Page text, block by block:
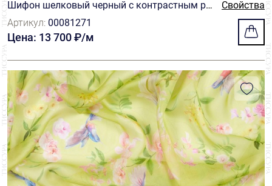
Шифон шелковый черный с контрастным ри
сунком из крыльев бабочек в серо-бежевых
тонах
Свойства
Артикул: 00081271
Цена: 13 700 ₽/м